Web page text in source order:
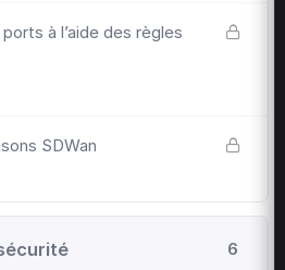
à l’aide des règles
SDWan
6